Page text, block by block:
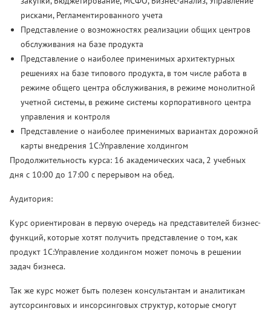
рисками, Регламентированного учета
Представление о возможностях реализации общих центров
обслуживания на базе продукта
Представление о наиболее применимых архитектурных
решениях на базе типового продукта, в том числе работа в
режиме общего центра обслуживания, в режиме монолитной
учетной системы, в режиме системы корпоративного центра
управления и контроля
Представление о наиболее применимых вариантах дорожной
карты внедрения 1С:Управление холдингом
Продолжительность курса: 16 академических часа, 2 учебных
дня с 10:00 до 17:00 с перерывом на обед.
Аудитория:
Курс ориентирован в первую очередь на представителей бизнес-
функций, которые хотят получить представление о том, как
продукт 1С:Управление холдингом может помочь в решении
задач бизнеса.
Так же курс может быть полезен консультантам и аналитикам
аутсорсинговых и инсорсинговых структур, которые смогут